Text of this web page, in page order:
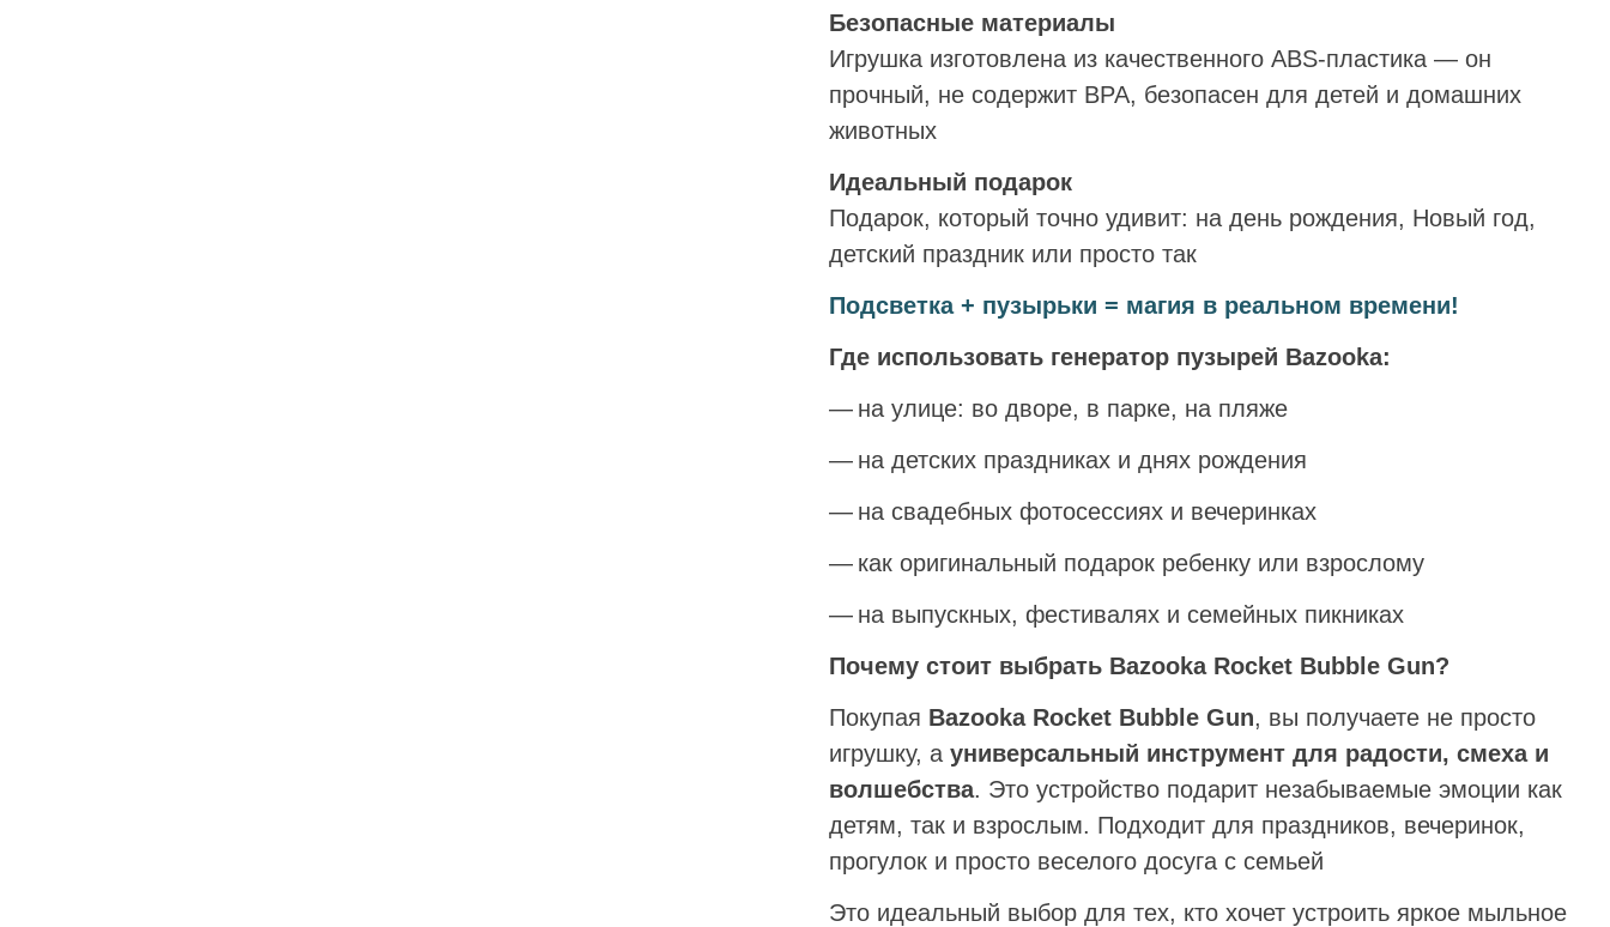
Безопасные материалы
Игрушка изготовлена из качественного ABS-пластика — он
прочный, не содержит BPA, безопасен для детей и домашних
животных
Идеальный подарок
Подарок, который точно удивит: на день рождения, Новый год,
детский праздник или просто так
Подсветка + пузырьки = магия в реальном времени!
Где использовать генератор пузырей Bazooka:
на улице: во дворе, в парке, на пляже
на детских праздниках и днях рождения
на свадебных фотосессиях и вечеринках
как оригинальный подарок ребенку или взрослому
на выпускных, фестивалях и семейных пикниках
Почему стоит выбрать Bazooka Rocket Bubble Gun?
Покупая Bazooka Rocket Bubble Gun, вы получаете не просто
игрушку, а универсальный инструмент для радости, смеха и
волшебства. Это устройство подарит незабываемые эмоции как
детям, так и взрослым. Подходит для праздников, вечеринок,
прогулок и просто веселого досуга с семьей
Это идеальный выбор для тех, кто хочет устроить яркое мыльное